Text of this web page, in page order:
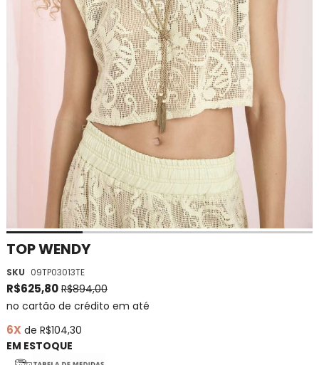
TOP WENDY
SKU 09TP03013TE
R$625,80 R$894,00
no cartão de crédito em até
6X de R$104,30
EM ESTOQUE
Saltar
o
início
da
de
imagens